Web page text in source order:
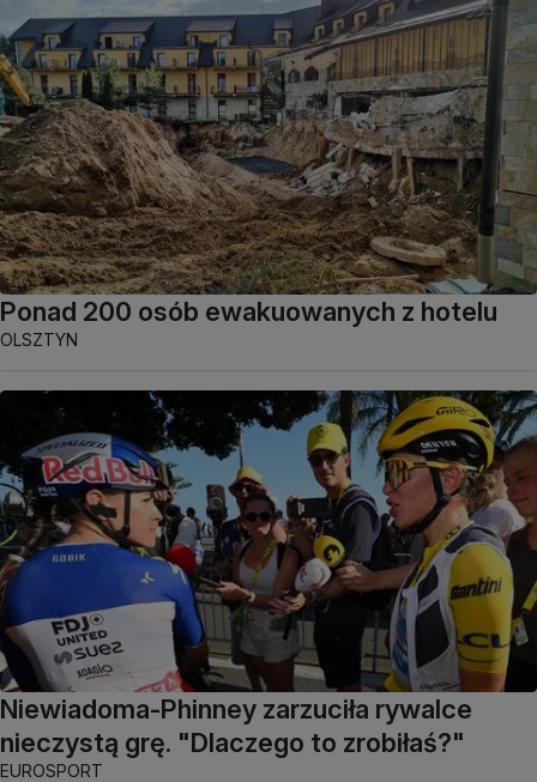
Ponad 200 osób ewakuowanych z hotelu
OLSZTYN
Niewiadoma-Phinney zarzuciła rywalce
nieczystą grę. "Dlaczego to zrobiłaś?"
EUROSPORT